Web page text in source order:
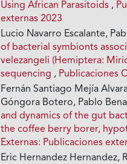
Using African Parasitoids ,
externas 2023
Lucio Navarro Escalante,
of bacterial symbionts
velezangeli (Hemiptera:
sequencing , Publicaciones
Fernán Santiago Mejía
Góngora Botero, Pablo
and dynamics of the gut
the coffee berry borer,
Externas: Publicaciones
Eric Hernandez Hernandez,